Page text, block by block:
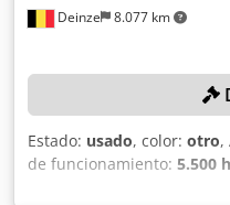
Deinze 8.077 km
Estado: usado, color: otro,
de funcionamiento: 5.500 h
en vacío: 15 320 kg